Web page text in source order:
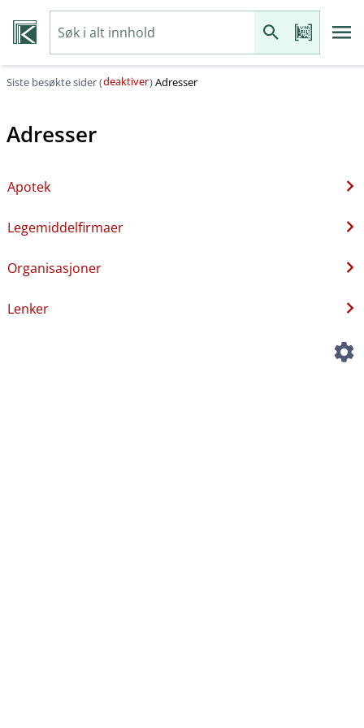
Siste besøkte sider (deaktiver)Adresser
Adresser
Apotek
Legemiddelfirmaer
Organisasjoner
Lenker